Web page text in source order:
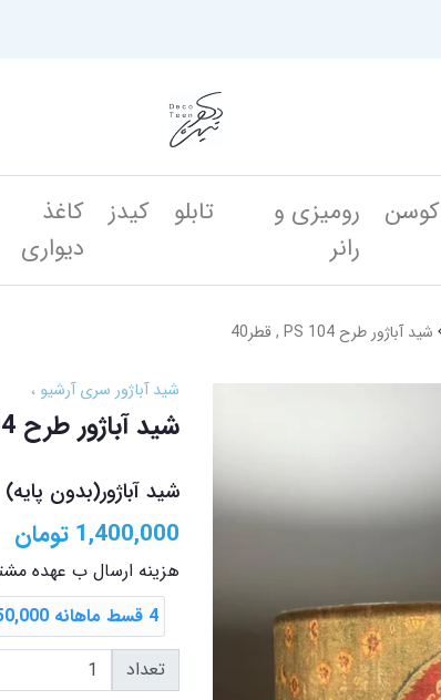
کوسن
رومیزی و
رانر
تابلو کیدز
کاغذ
دیواری
شید آباژور طرح PS 104 , قطر40
شید آباژور سری آرشیو
شید آباژور طرح PS 104 , قطر40
شید آباژور(بدون پایه)
1,400,000 تومان
هزینه ارسال ب عهده
4 قسط ماهانه 350,000 تومانی با اسنپ ‌پی
تعداد